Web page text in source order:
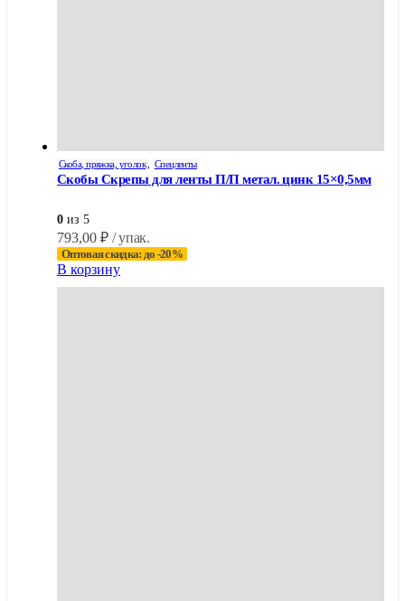
Скоба, пряжка, уголок Спецленты
Скобы Скрепы для ленты П/П метал. цинк 15×0,5мм
0 из 5
793,00 ₽ / упак.
Оптовая скидка: до -20%
В корзину